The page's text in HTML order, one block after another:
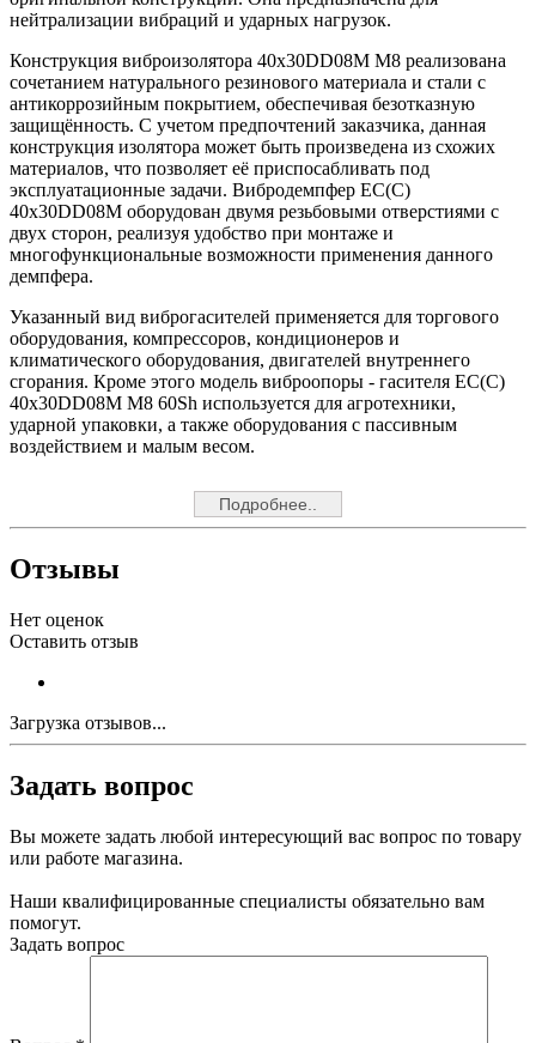
нейтрализации вибраций и ударных нагрузок.
Конструкция виброизолятора 40x30DD08M M8 реализована
сочетанием натурального резинового материала и стали с
антикоррозийным покрытием, обеспечивая безотказную
защищённость. С учетом предпочтений заказчика, данная
конструкция изолятора может быть произведена из схожих
материалов, что позволяет её приспосабливать под
эксплуатационные задачи. Вибродемпфер EC(C)
40x30DD08M оборудован двумя резьбовыми отверстиями с
двух сторон, реализуя удобство при монтаже и
многофункциональные возможности применения данного
демпфера.
Указанный вид виброгасителей применяется для торгового
оборудования, компрессоров, кондиционеров и
климатического оборудования, двигателей внутреннего
сгорания. Кроме этого модель виброопоры - гасителя EC(C)
40x30DD08M M8 60Sh используется для агротехники,
ударной упаковки, а также оборудования с пассивным
воздействием и малым весом.
Подробнее..
Отзывы
Нет оценок
Оставить отзыв
Загрузка отзывов...
Задать вопрос
Вы можете задать любой интересующий вас вопрос по товару
или работе магазина.
Наши квалифицированные специалисты обязательно вам
помогут.
Задать вопрос